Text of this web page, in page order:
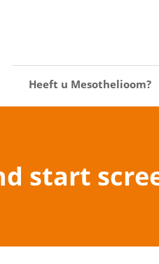
Heeft u Mesothelioom?
start